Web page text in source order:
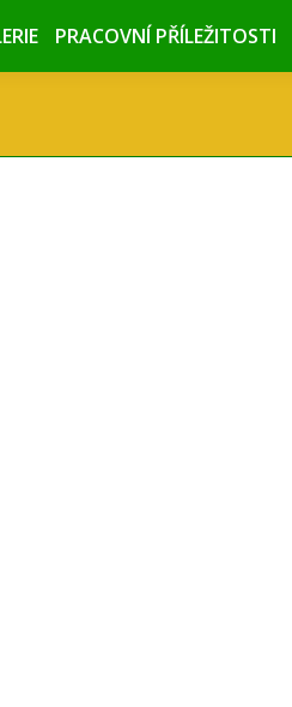
PRACOVNÍ PŘÍLEŽITOSTI
PRACOVNÍ PŘÍLEŽITOSTI